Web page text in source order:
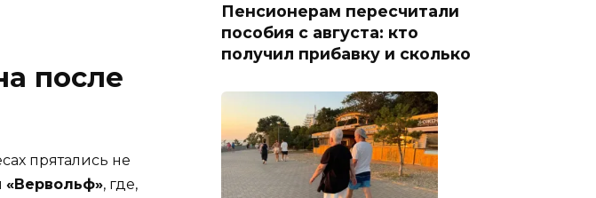
после
прятались не
«Вервольф», где,
Пенсионерам пересчитали
пособия с августа: кто
получил прибавку и сколько